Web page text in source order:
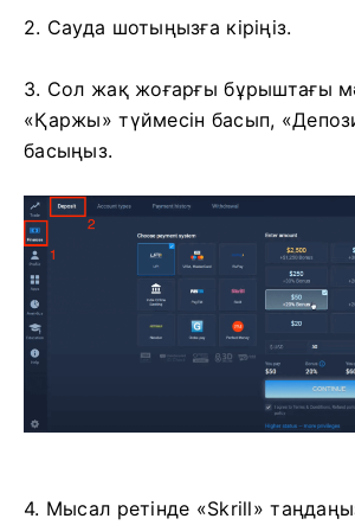
2. Сауда шотыңызға кіріңіз.
3. Сол жақ жоғарғы бұрыштағы
«Қаржы» түймесін басып,
басыңыз.
4. Мысал ретінде «Skrill»